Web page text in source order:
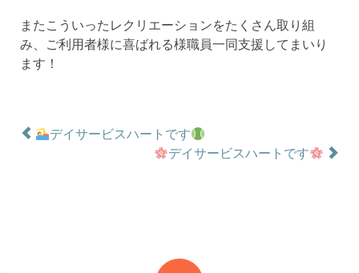
またこういったレクリエーションをたくさん取り組
み、ご利用者様に喜ばれる様職員一同支援してまいり
ます！
デイサービスハートです
デイサービスハートです